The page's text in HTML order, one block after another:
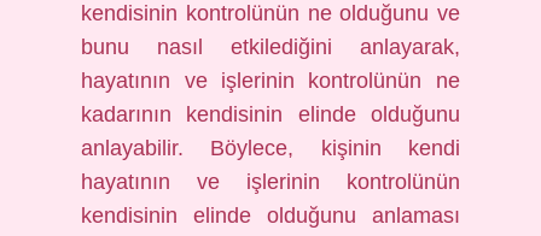
kendisinin kontrolünün ne olduğunu ve
bunu nasıl etkilediğini anlayarak,
hayatının ve işlerinin kontrolünün ne
kadarının kendisinin elinde olduğunu
anlayabilir. Böylece, kişinin kendi
hayatının ve işlerinin kontrolünün
kendisinin elinde olduğunu anlaması